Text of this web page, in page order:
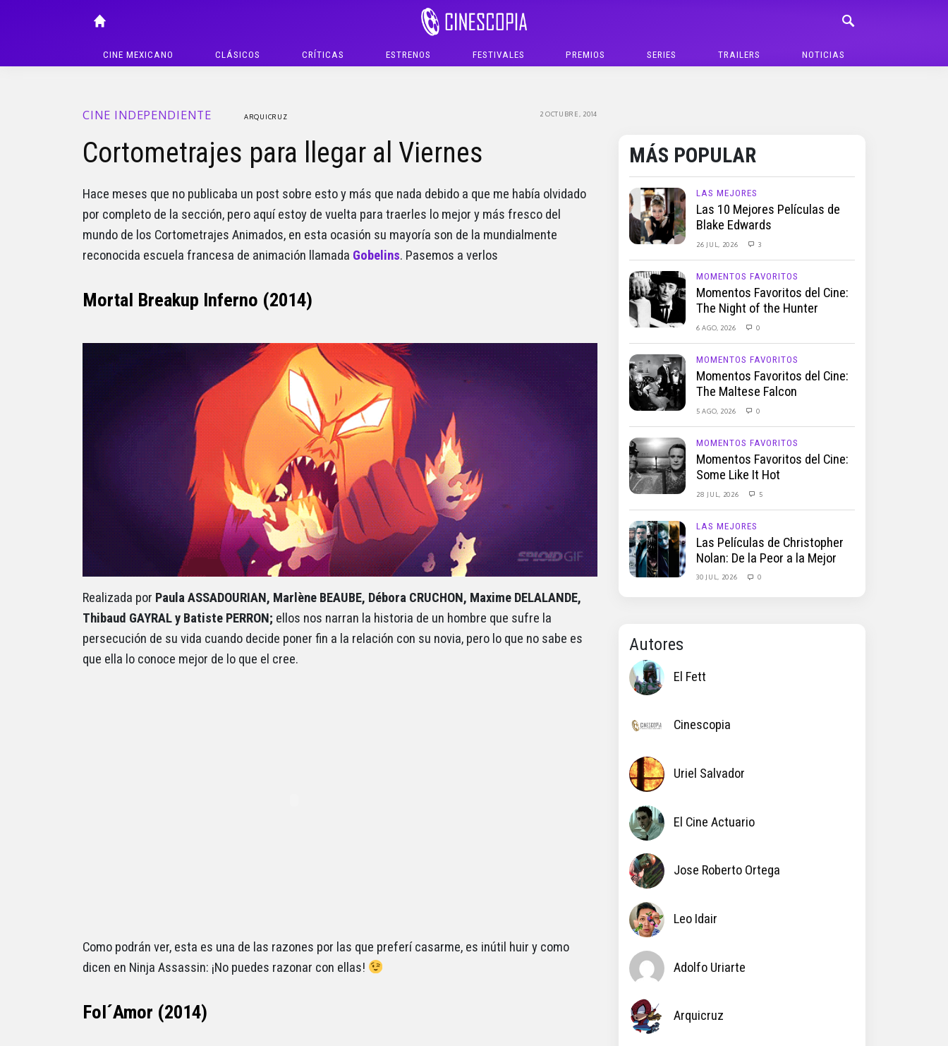
CINE MEXICANO CLÁSICOS CRÍTICAS ESTRENOS FESTIVALES PREMIOS SERIES TRAILERS NOTICIAS
CINE INDEPENDIENTE 2 OCTUBRE, 2014
ARQUICRUZ
Cortometrajes para llegar al Viernes
Hace meses que no publicaba un post sobre esto y más que nada debido a que me había olvidado
por completo de la sección, pero aquí estoy de vuelta para traerles lo mejor y más fresco del
mundo de los Cortometrajes Animados, en esta ocasión su mayoría son de la mundialmente
reconocida escuela francesa de animación llamada Gobelins. Pasemos a verlos
Mortal Breakup Inferno (2014)
Realizada por Paula ASSADOURIAN, Marlène BEAUBE, Débora CRUCHON, Maxime DELALANDE,
Thibaud GAYRAL y Batiste PERRON; ellos nos narran la historia de un hombre que sufre la
persecución de su vida cuando decide poner fin a la relación con su novia, pero lo que no sabe es
que ella lo conoce mejor de lo que el cree.
Como podrán ver, esta es una de las razones por las que preferí casarme, es inútil huir y como
dicen en Ninja Assassin: ¡No puedes razonar con ellas!
Fol´Amor (2014)
MÁS POPULAR
LAS MEJORES
Las 10 Mejores Películas de
Blake Edwards
26 JUL, 2026 3
MOMENTOS FAVORITOS
Momentos Favoritos del Cine:
The Night of the Hunter
6 AGO, 2026 0
MOMENTOS FAVORITOS
Momentos Favoritos del Cine:
The Maltese Falcon
5 AGO, 2026 0
MOMENTOS FAVORITOS
Momentos Favoritos del Cine:
Some Like It Hot
28 JUL, 2026 5
LAS MEJORES
Las Películas de Christopher
Nolan: De la Peor a la Mejor
30 JUL, 2026 0
Autores
El Fett
Cinescopia
Uriel Salvador
El Cine Actuario
Jose Roberto Ortega
Leo Idair
Adolfo Uriarte
Arquicruz